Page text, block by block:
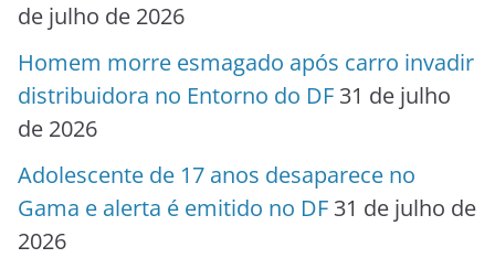
de julho de 2026
Homem morre esmagado após carro invadir
distribuidora no Entorno do DF 31 de julho
de 2026
Adolescente de 17 anos desaparece no
Gama e alerta é emitido no DF 31 de julho de
2026